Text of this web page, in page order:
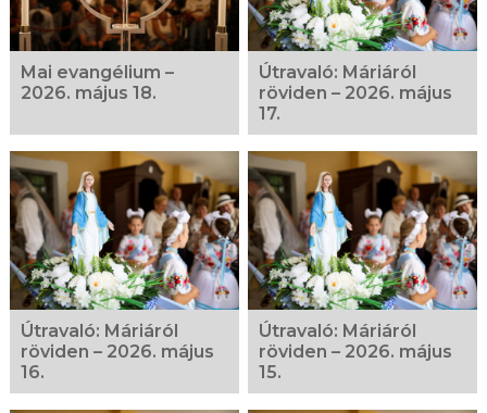
Mai evangélium –
2026. május 18.
Útravaló: Máriáról
röviden – 2026. május
17.
Útravaló: Máriáról
röviden – 2026. május
16.
Útravaló: Máriáról
röviden – 2026. május
15.